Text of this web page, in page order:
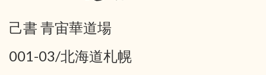
己書 青宙華道場
001-03/北海道札幌